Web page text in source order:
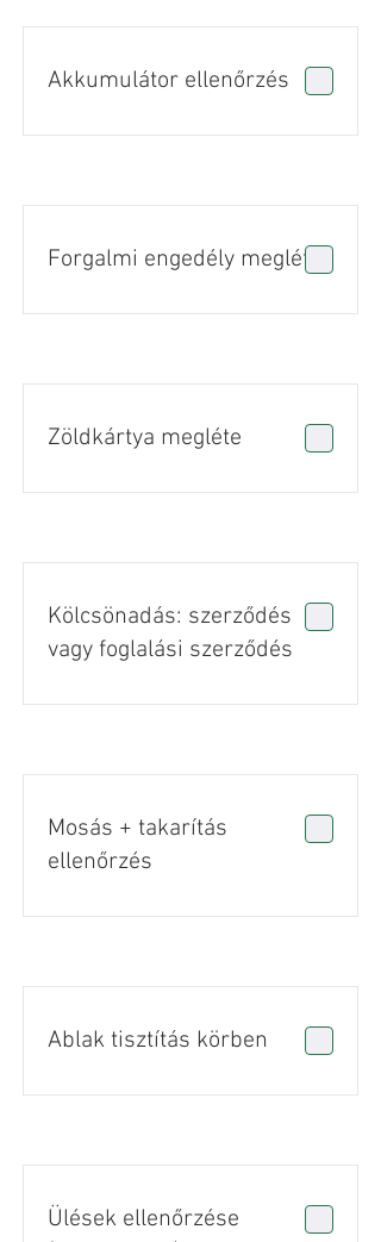
Akkumulátor ellenőrzés
Forgalmi engedély megléte
Zöldkártya megléte
Kölcsönadás: szerződés
vagy foglalási szerződés
Mosás + takarítás
ellenőrzés
Ablak tisztítás körben
Ülések ellenőrzése